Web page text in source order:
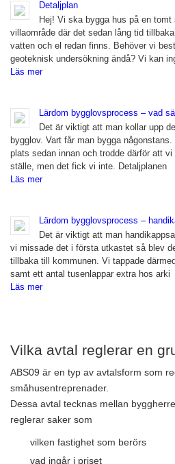
Detaljplan
Hej! Vi ska bygga hus på en tomt
villaområde där det sedan lång tid
vatten och el redan finns. Behöver vi
geoteknisk undersökning ändå? Vi kan
Läs mer
Lärdom bygglovsprocess – vad
Det är viktigt att man kollar upp
bygglov. Vart får man bygga
plats sedan innan och trodde därför att
ställe, men det fick vi inte. Detaljplanen
Läs mer
Lärdom bygglovsprocess –
Det är viktigt att man
vi missade det i första utkastet så blev
tillbaka till kommunen. Vi tappade
samt ett antal tusenlappar extra hos arki
Läs mer
Vilka avtal reglerar en
ABS09 är en typ av avtalsform som
småhusentreprenader.
Dessa avtal tecknas mellan
reglerar saker som
vilken fastighet som berörs
vad ingår i priset